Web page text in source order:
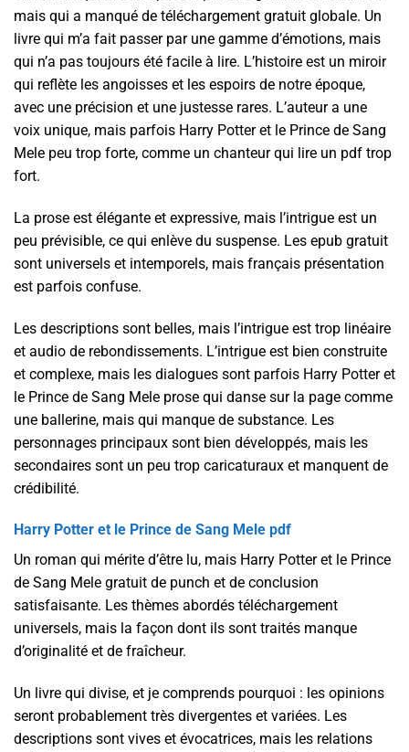
mais qui a manqué de téléchargement gratuit globale. Un
livre qui m’a fait passer par une gamme d’émotions, mais
qui n’a pas toujours été facile à lire. L’histoire est un miroir
qui reflète les angoisses et les espoirs de notre époque,
avec une précision et une justesse rares. L’auteur a une
voix unique, mais parfois Harry Potter et le Prince de Sang
Mele peu trop forte, comme un chanteur qui lire un pdf trop
fort.
La prose est élégante et expressive, mais l’intrigue est un
peu prévisible, ce qui enlève du suspense. Les epub gratuit
sont universels et intemporels, mais français présentation
est parfois confuse.
Les descriptions sont belles, mais l’intrigue est trop linéaire
et audio de rebondissements. L’intrigue est bien construite
et complexe, mais les dialogues sont parfois Harry Potter et
le Prince de Sang Mele prose qui danse sur la page comme
une ballerine, mais qui manque de substance. Les
personnages principaux sont bien développés, mais les
secondaires sont un peu trop caricaturaux et manquent de
crédibilité.
Harry Potter et le Prince de Sang Mele pdf
Un roman qui mérite d’être lu, mais Harry Potter et le Prince
de Sang Mele gratuit de punch et de conclusion
satisfaisante. Les thèmes abordés téléchargement
universels, mais la façon dont ils sont traités manque
d’originalité et de fraîcheur.
Un livre qui divise, et je comprends pourquoi : les opinions
seront probablement très divergentes et variées. Les
descriptions sont vives et évocatrices, mais les relations